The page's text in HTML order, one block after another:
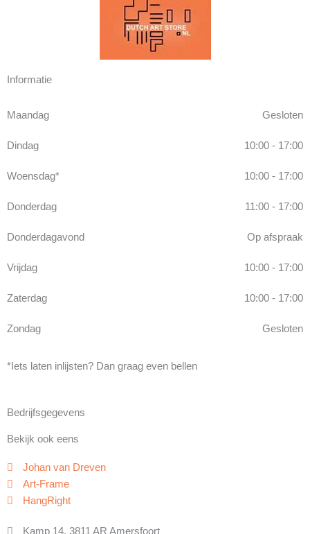
Informatie
Maandag Gesloten
Dindag 10:00 - 17:00
Woensdag* 10:00 - 17:00
Donderdag 11:00 - 17:00
Donderdagavond Op afspraak
Vrijdag 10:00 - 17:00
Zaterdag 10:00 - 17:00
Zondag Gesloten
*Iets laten inlijsten? Dan graag even bellen
Bedrijfsgegevens
Bekijk ook eens
Johan van Dreven
Art-Frame
HangRight
Kamp 14, 3811 AR Amersfoort